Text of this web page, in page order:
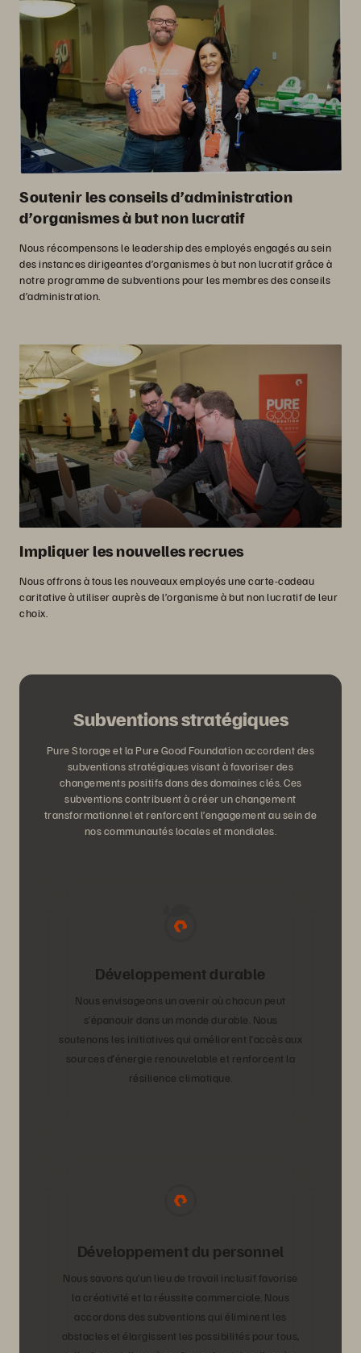
Soutenir les conseils d’administration
d’organismes à but non lucratif
Nous récompensons le leadership des employés engagés au sein
des instances dirigeantes d’organismes à but non lucratif grâce à
notre programme de subventions pour les membres des conseils
d’administration.
Impliquer les nouvelles recrues
Nous offrons à tous les nouveaux employés une carte-cadeau
caritative à utiliser auprès de l’organisme à but non lucratif de leur
choix.
Subventions stratégiques
Pure Storage et la Pure Good Foundation accordent des
subventions stratégiques visant à favoriser des
changements positifs dans des domaines clés. Ces
subventions contribuent à créer un changement
transformationnel et renforcent l’engagement au sein de
nos communautés locales et mondiales.
Développement durable
Nous envisageons un avenir où chacun peut
s’épanouir dans un monde durable. Nous
soutenons les initiatives qui améliorent l’accès aux
sources d’énergie renouvelable et renforcent la
résilience climatique.
Développement du personnel
Nous savons qu’un lieu de travail inclusif favorise
la créativité et la réussite commerciale. Nous
accordons des subventions qui éliminent les
obstacles et élargissent les possibilités pour tous,